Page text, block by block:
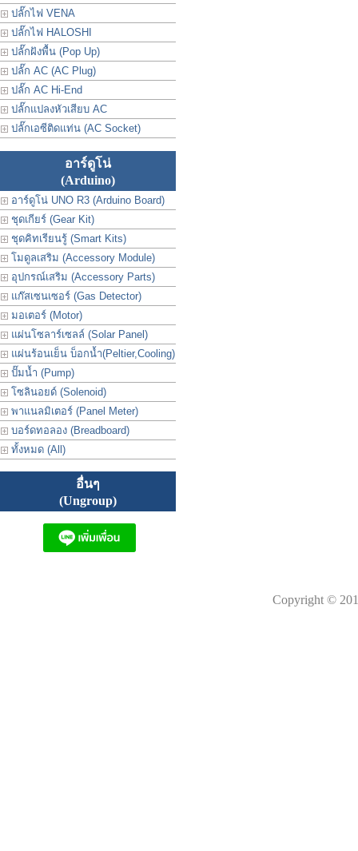
ปลั๊กไฟ VENA
ปลั๊กไฟ HALOSHI
ปลั๊กฝังพื้น (Pop Up)
ปลั๊ก AC (AC Plug)
ปลั๊ก AC Hi-End
ปลั๊กแปลงหัวเสียบ AC
ปลั๊กเอซีติดแท่น (AC Socket)
อาร์ดูโน่
(Arduino)
อาร์ดูโน่ UNO R3 (Arduino Board)
ชุดเกียร์ (Gear Kit)
ชุดคิทเรียนรู้ (Smart Kits)
โมดูลเสริม (Accessory Module)
อุปกรณ์เสริม (Accessory Parts)
แก๊สเซนเซอร์ (Gas Detector)
มอเตอร์ (Motor)
แผ่นโซลาร์เซลล์ (Solar Panel)
แผ่นร้อนเย็น บ็อกน้ำ(Peltier,Cooling)
ปั๊มน้ำ (Pump)
โซลินอยด์ (Solenoid)
พาแนลมิเตอร์ (Panel Meter)
บอร์ดทอลอง (Breadboard)
ทั้งหมด (All)
อื่นๆ
(Ungroup)
Copyright ©